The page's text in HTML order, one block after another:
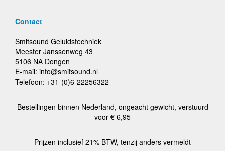
Contact
Smitsound Geluidstechniek
Meester Janssenweg 43
5106 NA Dongen
E-mail: info@smitsound.nl
Telefoon: +31-(0)6-22256322
Bestellingen binnen Nederland, ongeacht gewicht, verstuurd
voor € 6,95
Prijzen inclusief 21% BTW, tenzij anders vermeldt